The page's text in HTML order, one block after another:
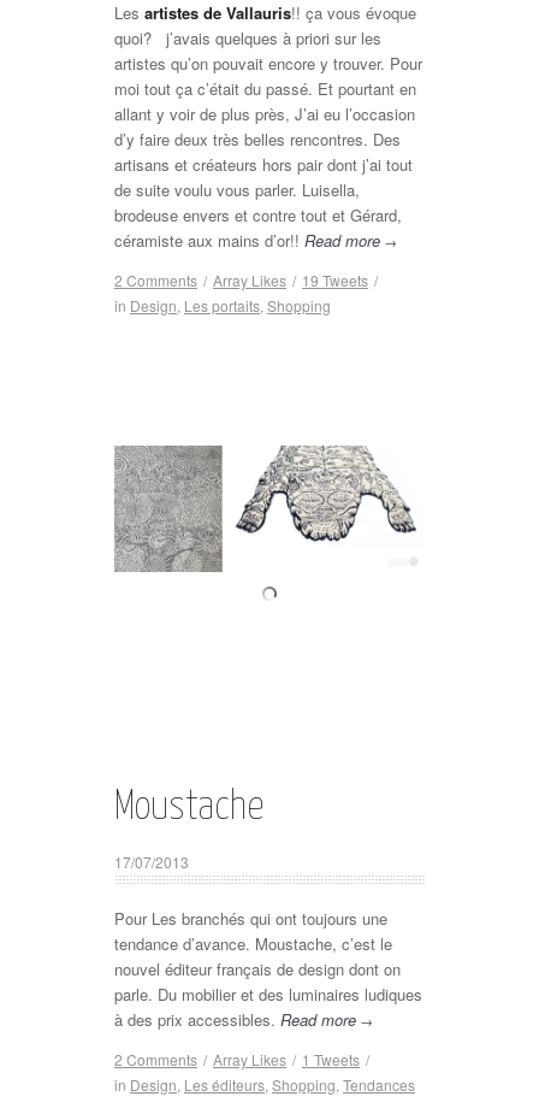
Les artistes de Vallauris!! ça vous évoque
quoi? j’avais quelques à priori sur les
artistes qu’on pouvait encore y trouver. Pour
moi tout ça c’était du passé. Et pourtant en
allant y voir de plus près, J’ai eu l’occasion
d’y faire deux très belles rencontres. Des
artisans et créateurs hors pair dont j’ai tout
de suite voulu vous parler. Luisella,
brodeuse envers et contre tout et Gérard,
céramiste aux mains d’or!! Read more →
2 Comments / Array Likes / 19 Tweets /
in Design, Les portaits, Shopping
Moustache
17/07/2013
Pour Les branchés qui ont toujours une
tendance d’avance. Moustache, c’est le
nouvel éditeur français de design dont on
parle. Du mobilier et des luminaires ludiques
à des prix accessibles. Read more →
2 Comments / Array Likes / 1 Tweets /
in Design, Les éditeurs, Shopping, Tendances